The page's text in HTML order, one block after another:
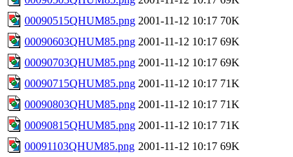
00090515QHUM85.png 2001-11-12 10:17 70K
00090603QHUM85.png 2001-11-12 10:17 69K
00090703QHUM85.png 2001-11-12 10:17 69K
00090715QHUM85.png 2001-11-12 10:17 71K
00090803QHUM85.png 2001-11-12 10:17 71K
00090815QHUM85.png 2001-11-12 10:17 71K
00091103QHUM85.png 2001-11-12 10:17 69K